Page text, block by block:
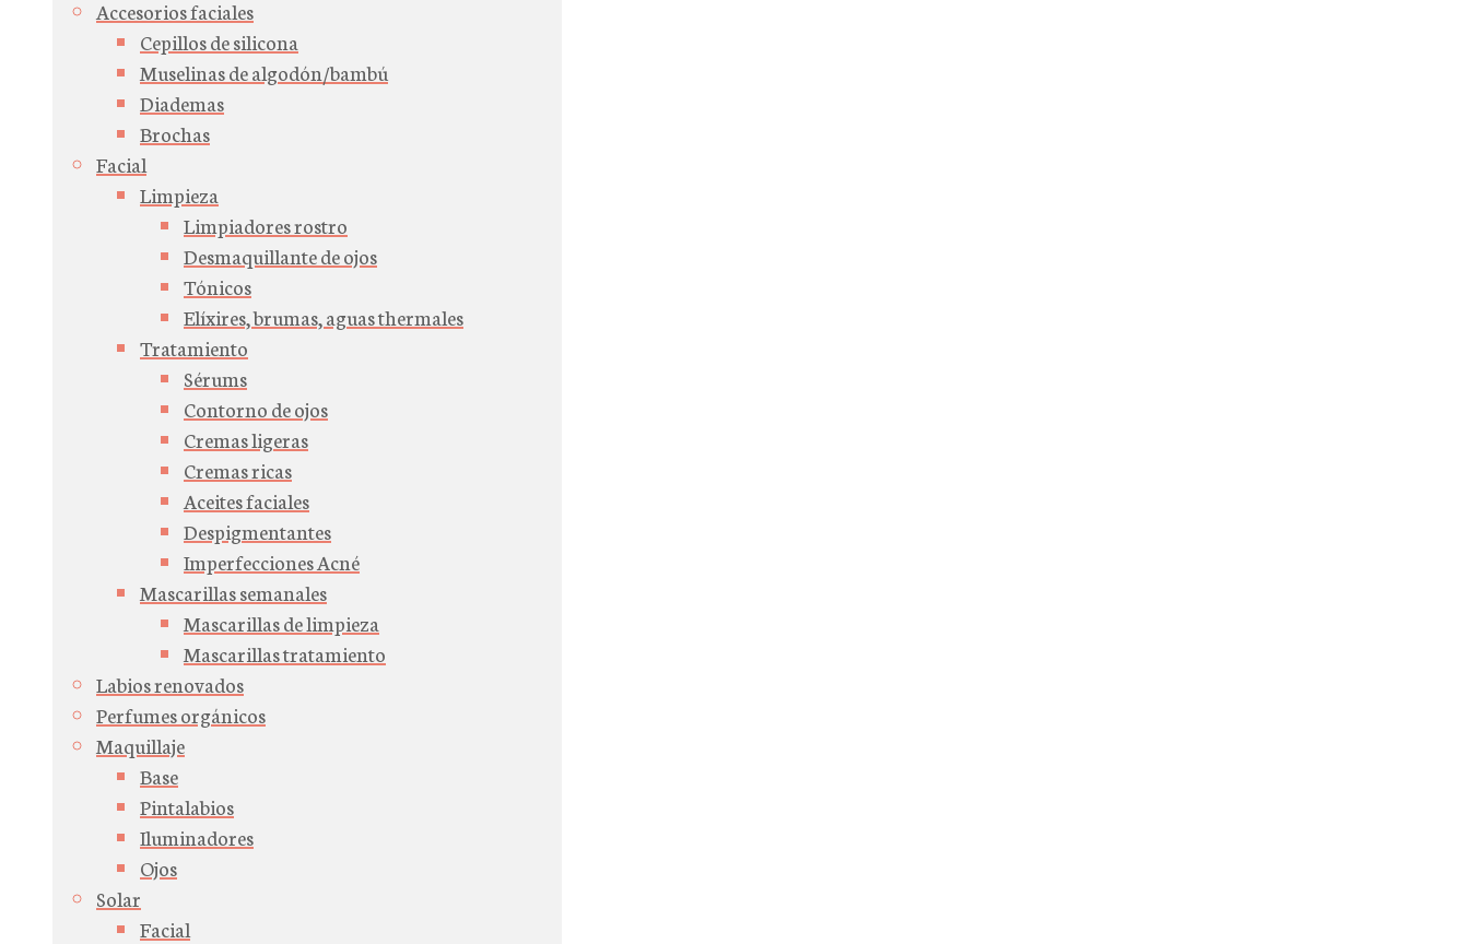
Accesorios faciales
Cepillos de silicona
Muselinas de algodón/bambú
Diademas
Brochas
Facial
Limpieza
Limpiadores rostro
Desmaquillante de ojos
Tónicos
Elíxires, brumas, aguas thermales
Tratamiento
Sérums
Contorno de ojos
Cremas ligeras
Cremas ricas
Aceites faciales
Despigmentantes
Imperfecciones Acné
Mascarillas semanales
Mascarillas de limpieza
Mascarillas tratamiento
Labios renovados
Perfumes orgánicos
Maquillaje
Base
Pintalabios
Iluminadores
Ojos
Solar
Facial